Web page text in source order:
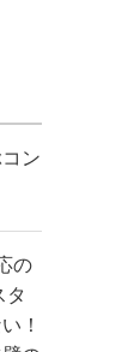
ン
の
タ
！